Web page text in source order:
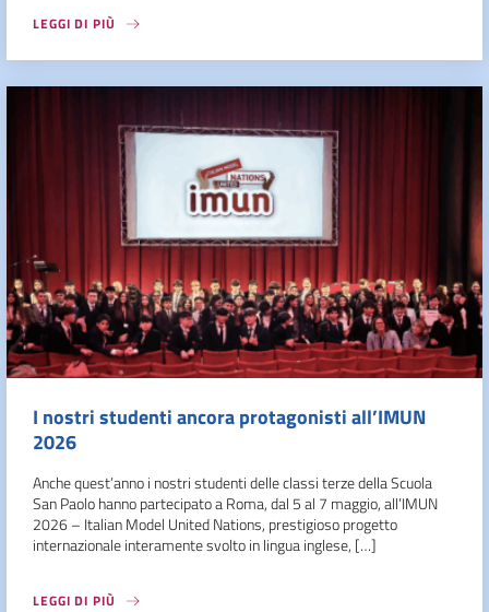
LEGGI DI PIÙ
I nostri studenti ancora protagonisti all’IMUN
2026
Anche quest’anno i nostri studenti delle classi terze della Scuola
San Paolo hanno partecipato a Roma, dal 5 al 7 maggio, all’IMUN
2026 – Italian Model United Nations, prestigioso progetto
internazionale interamente svolto in lingua inglese, […]
LEGGI DI PIÙ